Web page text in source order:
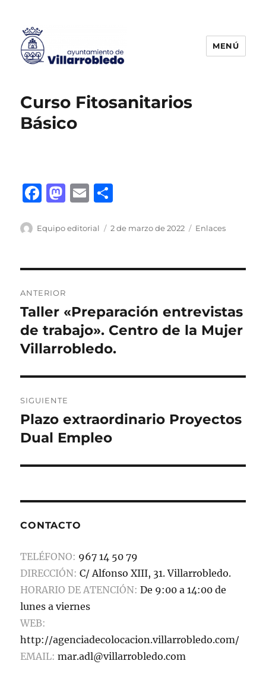
MENÚ
Curso Fitosanitarios
Básico
F
c
b
o
o
k
M
st
d
n
E
ai m
a
ir
Autor
Equipo editorial
Publicado
2 de marzo de 2022 Categorías
Enlaces
de
entradas
ANTERIOR
Entrada
anterior:
Taller «Preparación entrevistas
de trabajo». Centro de la Mujer
Villarrobledo.
SIGUIENTE
Entrada
siguiente:
Plazo extraordinario Proyectos
Dual Empleo
CONTACTO
TELÉFONO: 967 14 50 79
DIRECCIÓN: C/ Alfonso XIII, 31. Villarrobledo.
HORARIO DE ATENCIÓN: De 9:00 a 14:00 de
lunes a viernes
WEB:
http://agenciadecolocacion.villarrobledo.com/
EMAIL: mar.adl@villarrobledo.com